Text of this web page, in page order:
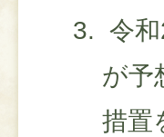
令
が予
措置